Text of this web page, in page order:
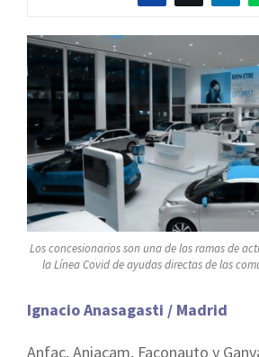
Los concesionarios son una de las ramas de
la Línea Covid de ayudas directas de las
Ignacio Anasagasti / Madrid
Anfac, Aniacam, Faconauto y